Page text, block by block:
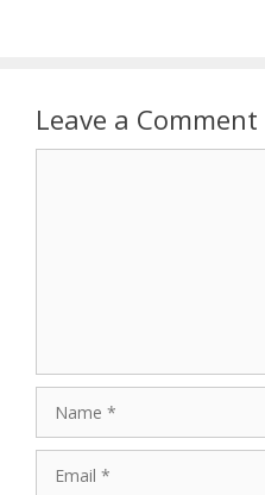
Leave a Comment